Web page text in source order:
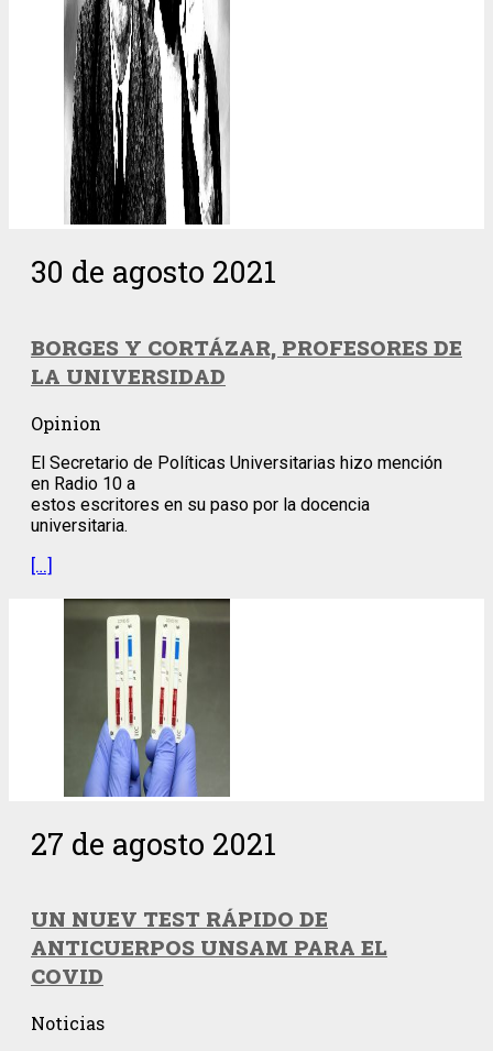
30 de agosto 2021
BORGES Y CORTÁZAR, PROFESORES DE
LA UNIVERSIDAD
Opinion
El Secretario de Políticas Universitarias hizo mención
en Radio 10 a
estos escritores en su paso por la docencia
universitaria.
[…]
27 de agosto 2021
UN NUEV TEST RÁPIDO DE
ANTICUERPOS UNSAM PARA EL
COVID
Noticias